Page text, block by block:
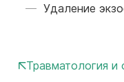
Удаление
Травматология и